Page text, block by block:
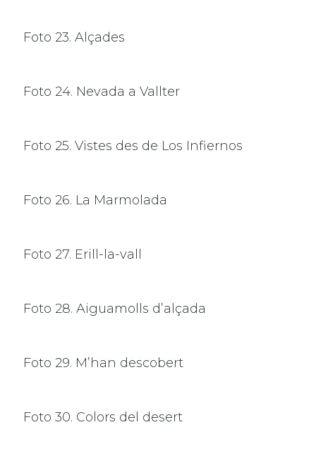
Foto 23. Alçades
Foto 24. Nevada a Vallter
Foto 25. Vistes des de Los Infiernos
Foto 26. La Marmolada
Foto 27. Erill-la-vall
Foto 28. Aiguamolls d’alçada
Foto 29. M’han descobert
Foto 30. Colors del desert